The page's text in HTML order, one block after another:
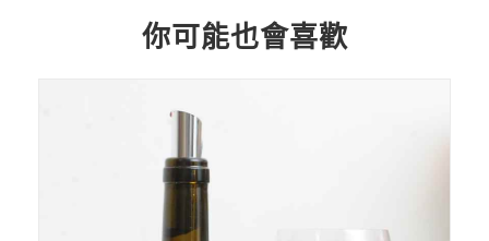
你可能也會喜歡